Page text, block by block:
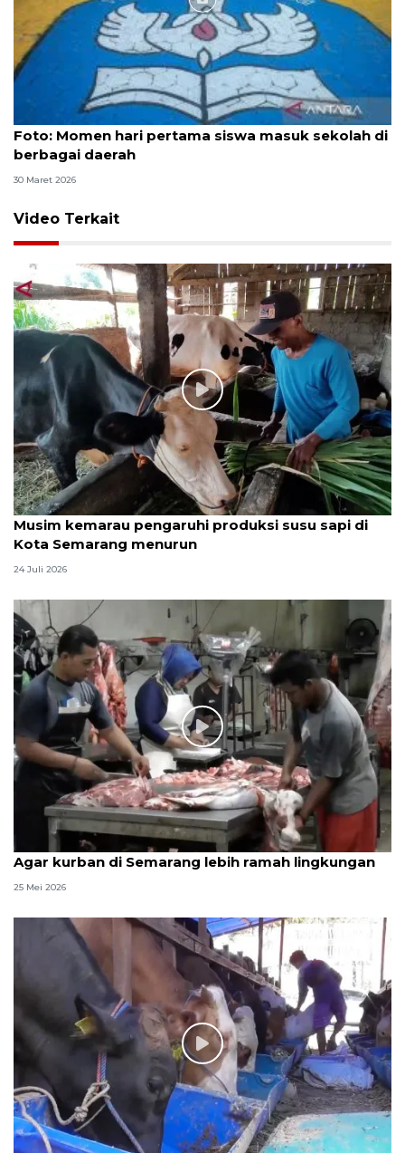
Foto: Momen hari pertama siswa masuk sekolah di
berbagai daerah
30 Maret 2026
Video Terkait
Musim kemarau pengaruhi produksi susu sapi di
Kota Semarang menurun
24 Juli 2026
Agar kurban di Semarang lebih ramah lingkungan
25 Mei 2026